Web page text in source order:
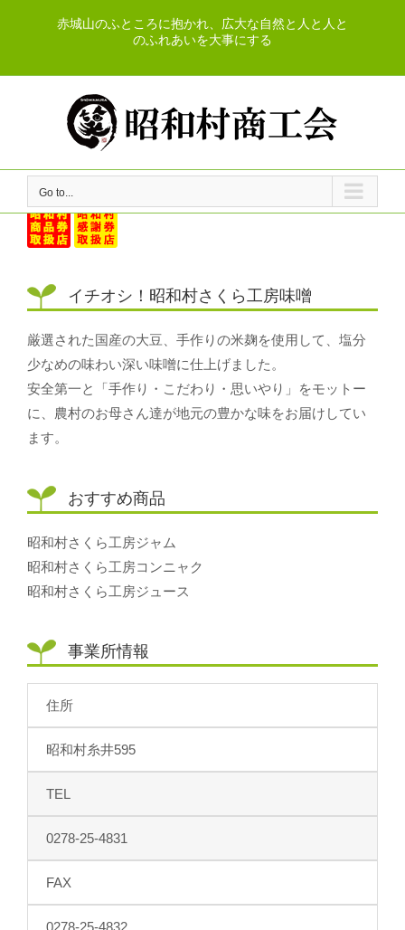
赤城山のふところに抱かれ、広大な自然と人と人と
のふれあいを大事にする
Go to...
イチオシ！昭和村さくら工房味噌
厳選された国産の大豆、手作りの米麹を使用して、塩分
少なめの味わい深い味噌に仕上げました。
安全第一と「手作り・こだわり・思いやり」をモットー
に、農村のお母さん達が地元の豊かな味をお届けしてい
ます。
おすすめ商品
昭和村さくら工房ジャム
昭和村さくら工房コンニャク
昭和村さくら工房ジュース
事業所情報
住所
昭和村糸井595
TEL
0278-25-4831
FAX